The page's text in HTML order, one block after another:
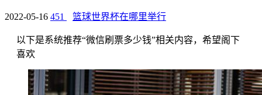
2022-05-16 451 篮球世界杯在哪里举行
以下是系统推荐“微信刷票多少钱”相关内容，希望阁下
喜欢